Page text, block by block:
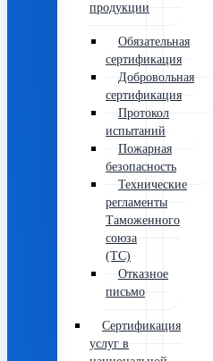
продукции
Обязательная
сертификация
Добровольная
сертификация
Протокол
испытаний
Пожарная
безопасность
Технические
регламенты
Таможенного
союза
(ТС)
Отказное
письмо
Сертификация
услуг в